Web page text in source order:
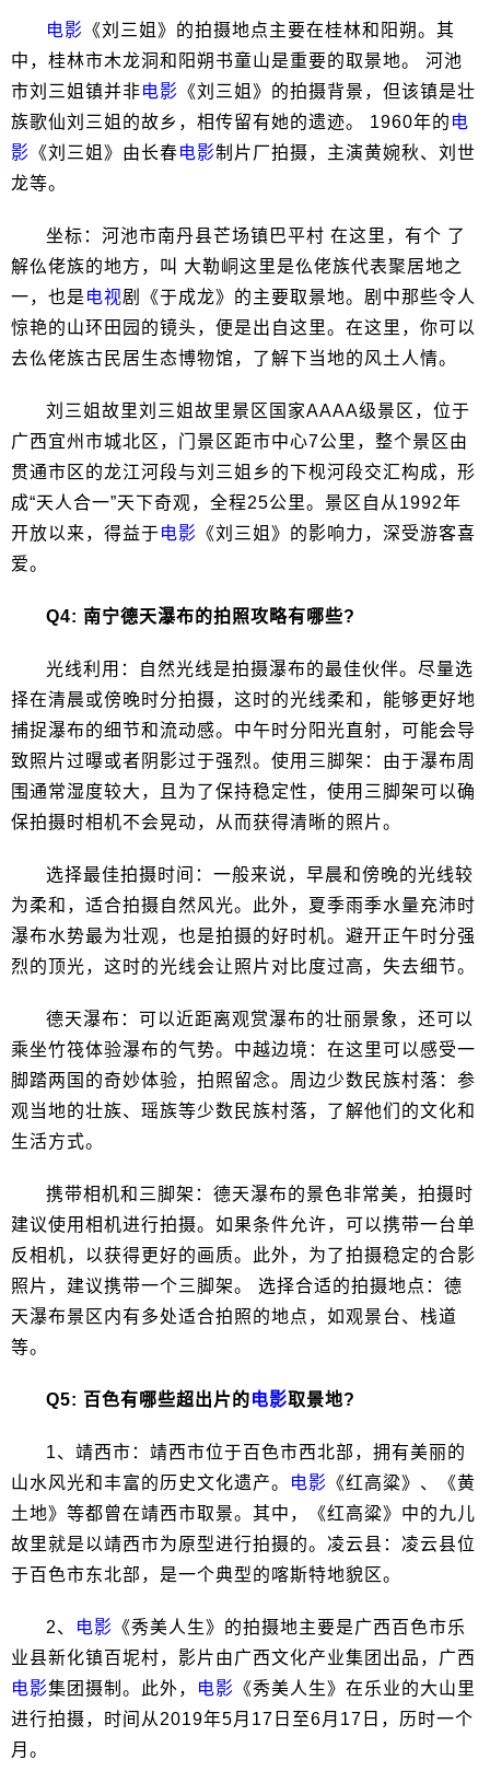
电影 《刘三姐》的拍摄地点主要在桂林和阳朔。其
中，桂林市木龙洞和阳朔书童山是重要的取景地。 河池
市刘三姐镇并非电影 《刘三姐》的拍摄背景，但该镇是壮
族歌仙刘三姐的故乡，相传留有她的遗迹。 1960年的 电
影 《刘三姐》由长春电影制片厂拍摄，主演黄婉秋、刘世
龙等。
坐标：河池市南丹县芒场镇巴平村 在这里，有个 了
解仫佬族的地方，叫 大勒峒这里是仫佬族代表聚居地之
一，也是 电视剧《于成龙》的主要取景地。剧中那些令人
惊艳的山环田园的镜头，便是出自这里。在这里，你可以
去仫佬族古民居生态博物馆，了解下当地的风土人情。
刘三姐故里刘三姐故里景区国家AAAA级景区，位于
广西宜州市城北区，门景区距市中心7公里，整个景区由
贯通市区的龙江河段与刘三姐乡的下枧河段交汇构成，形
成“天人合一”天下奇观，全程25公里。景区自从1992年
开放以来，得益于电影 《刘三姐》的影响力，深受游客喜
爱。
Q4: 南宁德天瀑布的拍照攻略有哪些?
光线利用：自然光线是拍摄瀑布的最佳伙伴。尽量选
择在清晨或傍晚时分拍摄，这时的光线柔和，能够更好地
捕捉瀑布的细节和流动感。中午时分阳光直射，可能会导
致照片过曝或者阴影过于强烈。使用三脚架：由于瀑布周
围通常湿度较大，且为了保持稳定性，使用三脚架可以确
保拍摄时相机不会晃动，从而获得清晰的照片。
选择最佳拍摄时间：一般来说，早晨和傍晚的光线较
为柔和，适合拍摄自然风光。此外，夏季雨季水量充沛时
瀑布水势最为壮观，也是拍摄的好时机。避开正午时分强
烈的顶光，这时的光线会让照片对比度过高，失去细节。
德天瀑布：可以近距离观赏瀑布的壮丽景象，还可以
乘坐竹筏体验瀑布的气势。中越边境：在这里可以感受一
脚踏两国的奇妙体验，拍照留念。周边少数民族村落：参
观当地的壮族、瑶族等少数民族村落，了解他们的文化和
生活方式。
携带相机和三脚架：德天瀑布的景色非常美，拍摄时
建议使用相机进行拍摄。如果条件允许，可以携带一台单
反相机，以获得更好的画质。此外，为了拍摄稳定的合影
照片，建议携带一个三脚架。 选择合适的拍摄地点：德
天瀑布景区内有多处适合拍照的地点，如观景台、栈道
等。
Q5: 百色有哪些超出片的电影取景地?
1、靖西市：靖西市位于百色市西北部，拥有美丽的
山水风光和丰富的历史文化遗产。
电影 《红高粱》、《黄
土地》等都曾在靖西市取景。其中，《红高粱》中的九儿
故里就是以靖西市为原型进行拍摄的。凌云县：凌云县位
于百色市东北部，是一个典型的喀斯特地貌区。
2、 电影 《秀美人生》的拍摄地主要是广西百色市乐
业县新化镇百坭村，影片由广西文化产业集团出品，广西
电影集团摄制。此外， 电影 《秀美人生》在乐业的大山里
进行拍摄，时间从2019年5月17日至6月17日，历时一个
月。